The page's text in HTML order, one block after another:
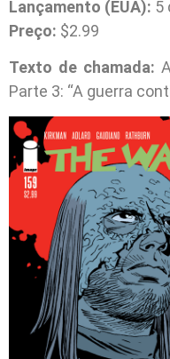
Lançamento (EUA): 5
Preço: $2.99
Texto de chamada:
Parte 3: “A guerra